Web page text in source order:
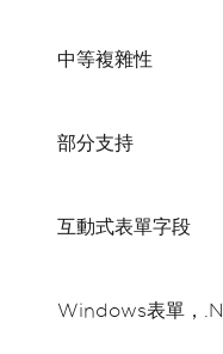
中等複雜性
部分支持
互動式表單字段
Windows表單，